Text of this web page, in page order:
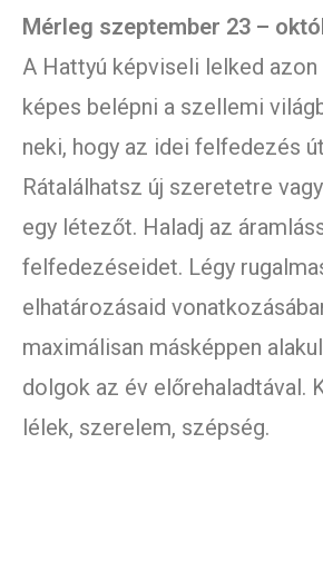
Mérleg szeptember 23 –
A Hattyú képviseli lelked
képes belépni a szellemi
neki, hogy az idei felfedezés
Rátalálhatsz új szeretetre
egy létezőt. Haladj az
felfedezéseidet. Légy
elhatározásaid
maximálisan másképpen
dolgok az év előrehaladtával.
lélek, szerelem, szépség.